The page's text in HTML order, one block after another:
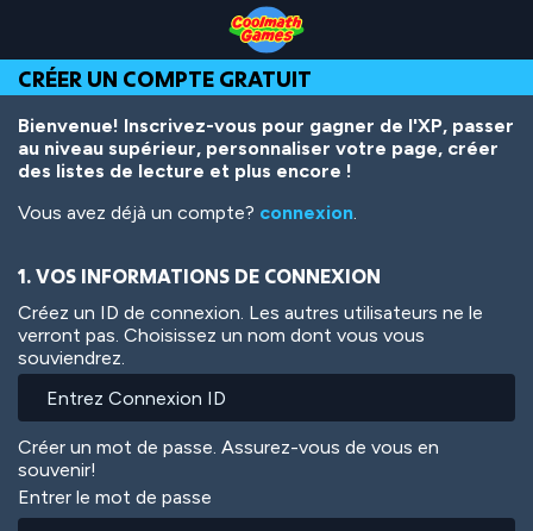
Top
of
Page
Navigation
Main
Content
Footer
contenu
principal
CRÉER UN COMPTE GRATUIT
Bienvenue! Inscrivez-vous pour gagner de l'XP, passer
au niveau supérieur, personnaliser votre page, créer
des listes de lecture et plus encore !
Vous avez déjà un compte? connexion.
1. VOS INFORMATIONS DE CONNEXION
Créez un ID de connexion. Les autres utilisateurs ne le
verront pas. Choisissez un nom dont vous vous
souviendrez.
Créer un mot de passe. Assurez-vous de vous en
souvenir!
Entrer le mot de passe